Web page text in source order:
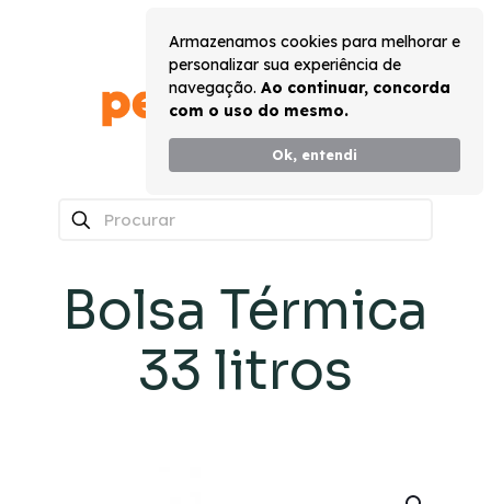
Armazenamos cookies para melhorar e
personalizar sua experiência de
navegação. Ao continuar, concorda
com o uso do mesmo.
Ok, entendi
Bolsa Térmica
33 litros